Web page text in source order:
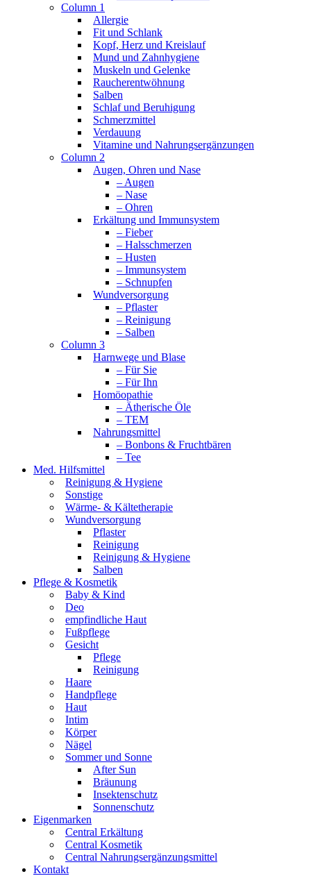
Column 1
Allergie
Fit und Schlank
Kopf, Herz und Kreislauf
Mund und Zahnhygiene
Muskeln und Gelenke
Raucherentwöhnung
Salben
Schlaf und Beruhigung
Schmerzmittel
Verdauung
Vitamine und Nahrungsergänzungen
Column 2
Augen, Ohren und Nase
– Augen
– Nase
– Ohren
Erkältung und Immunsystem
– Fieber
– Halsschmerzen
– Husten
– Immunsystem
– Schnupfen
Wundversorgung
– Pflaster
– Reinigung
– Salben
Column 3
Harnwege und Blase
– Für Sie
– Für Ihn
Homöopathie
– Ätherische Öle
– TEM
Nahrungsmittel
– Bonbons & Fruchtbären
– Tee
Med. Hilfsmittel
Reinigung & Hygiene
Sonstige
Wärme- & Kältetherapie
Wundversorgung
Pflaster
Reinigung
Reinigung & Hygiene
Salben
Pflege & Kosmetik
Baby & Kind
Deo
empfindliche Haut
Fußpflege
Gesicht
Pflege
Reinigung
Haare
Handpflege
Haut
Intim
Körper
Nägel
Sommer und Sonne
After Sun
Bräunung
Insektenschutz
Sonnenschutz
Eigenmarken
Central Erkältung
Central Kosmetik
Central Nahrungsergänzungsmittel
Kontakt